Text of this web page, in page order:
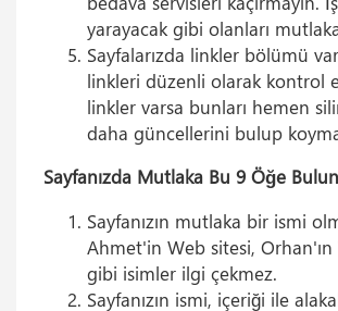
yarayacak gibi olanları
Sayfalarızda linkler bölümü
linkleri düzenli olarak kontrol
linkler varsa bunları hemen
daha güncellerini bulup
Sayfanızda Mutlaka Bu 9 Öğe
Sayfanızın mutlaka bir ismi
Ahmet'in Web sitesi, Orhan'ın
gibi isimler ilgi çekmez.
Sayfanızın ismi, içeriği ile